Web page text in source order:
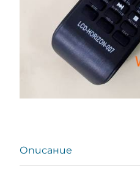
Описание